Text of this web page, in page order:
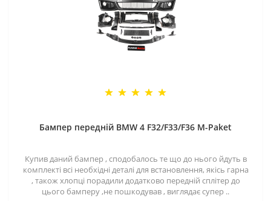
Бампер передній BMW 4 F32/F33/F36 M-Paket
Купив даний бампер , сподобалось те що до нього йдуть в
комплекті всі необхідні деталі для встановлення, якісь гарна
, також хлопці порадили додатково передній сплітер до
цього бамперу ,не пошкодував , виглядає супер ..